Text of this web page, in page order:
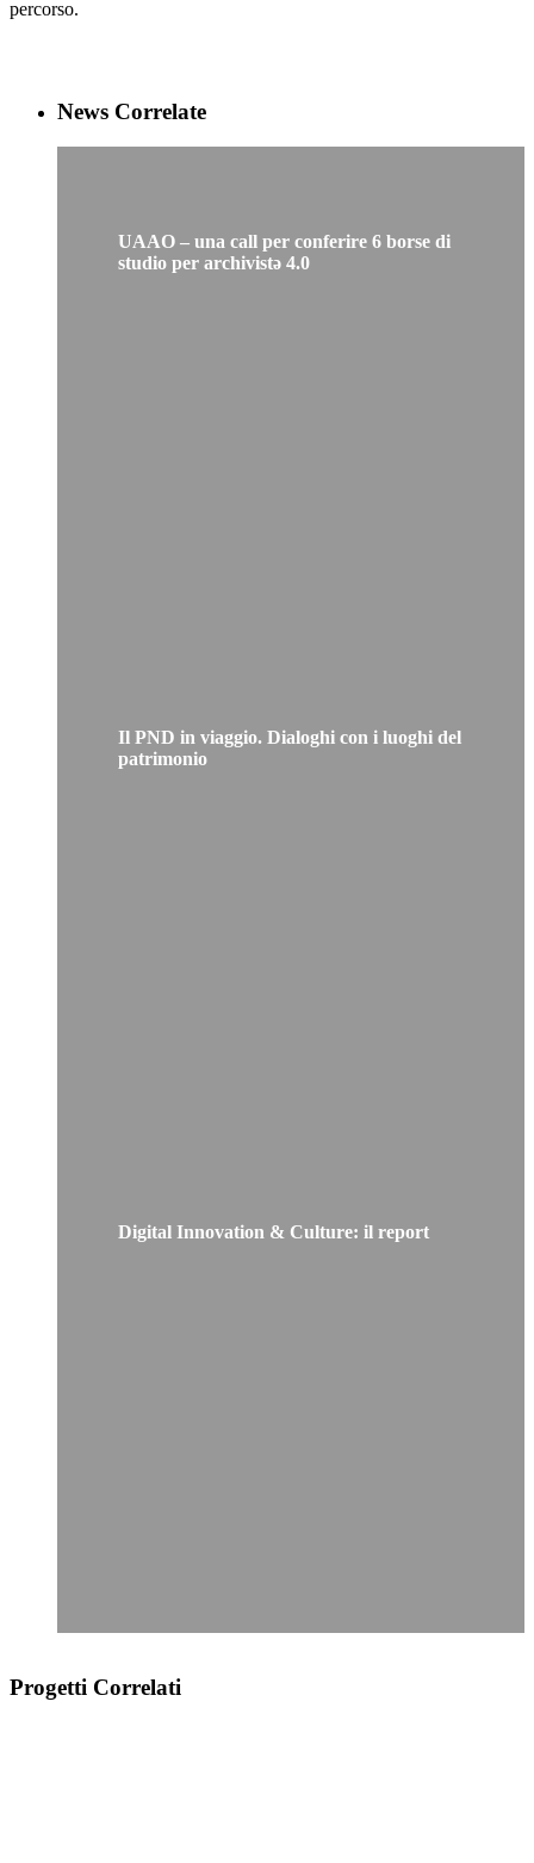
percorso.
News Correlate
UAAO – una call per conferire 6 borse di
studio per archivistə 4.0
Il PND in viaggio. Dialoghi con i luoghi del
patrimonio
Digital Innovation & Culture: il report
Progetti Correlati